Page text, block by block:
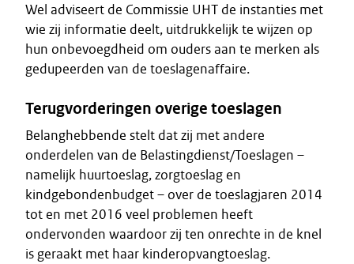
Wel adviseert de Commissie UHT de instanties met
wie zij informatie deelt, uitdrukkelijk te wijzen op
hun onbevoegdheid om ouders aan te merken als
gedupeerden van de toeslagenaffaire.
Terugvorderingen overige toeslagen
Belanghebbende stelt dat zij met andere
onderdelen van de Belastingdienst/Toeslagen –
namelijk huurtoeslag, zorgtoeslag en
kindgebondenbudget – over de toeslagjaren 2014
tot en met 2016 veel problemen heeft
ondervonden waardoor zij ten onrechte in de knel
is geraakt met haar kinderopvangtoeslag.